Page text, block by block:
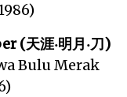
(天涯‧明月‧刀)
Bulu Merak